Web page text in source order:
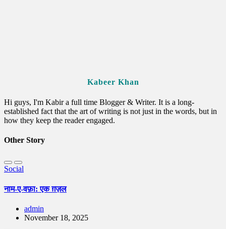
Kabeer Khan
Hi guys, I'm Kabir a full time Blogger & Writer. It is a long-
established fact that the art of writing is not just in the words, but in
how they keep the reader engaged.
Other Story
Social
नाम-ए-वफ़ा: एक ग़ज़ल
admin
November 18, 2025